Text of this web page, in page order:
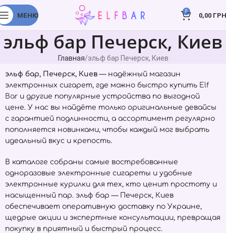
МЕНЮ
0
0,00
эльф бар Печерск, Киев
Главная эльф бар Печерск, Киев
эльф бар, Печерск, Киев — надёжный магазин
электронных сигарет, где можно быстро купить Elf
Bar и другие популярные устройства по выгодной
цене. У нас вы найдёте только оригинальные девайсы
с гарантией подлинности, а ассортимент регулярно
пополняется новинками, чтобы каждый мог выбрать
идеальный вкус и крепость.
В каталоге собраны самые востребованные
одноразовые электронные сигареты и удобные
электронные курилки для тех, кто ценит простоту и
насыщенный пар. эльф бар — Печерск, Киев
обеспечивает оперативную доставку по Украине,
щедрые акции и экспертные консультации, превращая
покупку в приятный и быстрый процесс.